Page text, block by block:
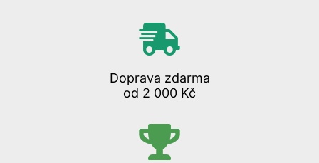
Doprava zdarma
od 2 000 Kč